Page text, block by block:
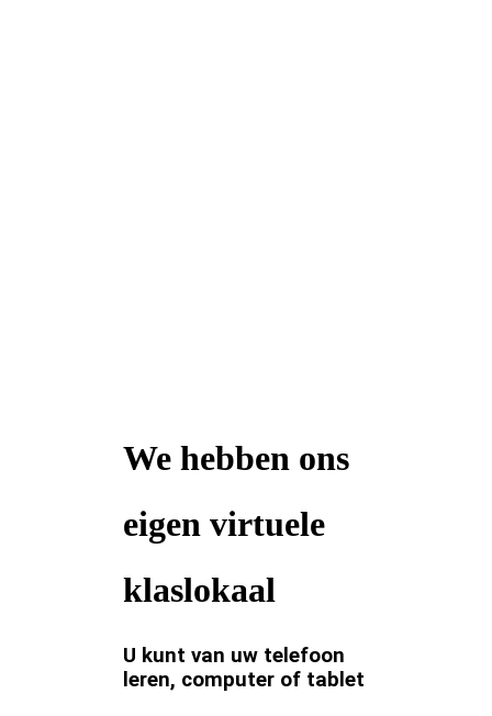
We hebben ons
eigen virtuele
klaslokaal
U kunt van uw telefoon
leren, computer of tablet